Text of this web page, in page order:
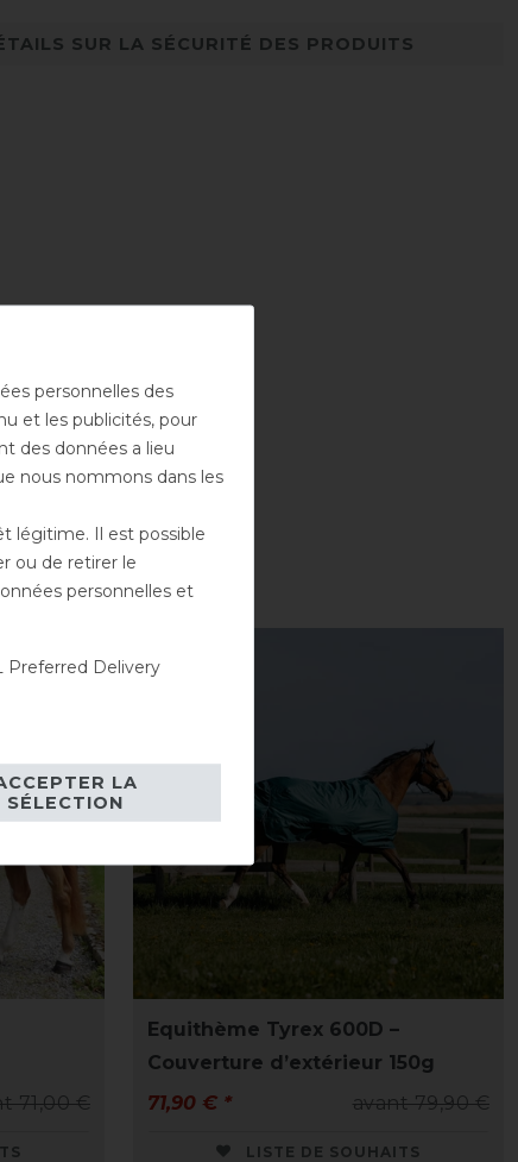
SUR LA SÉCURITÉ DES PRODUITS
71,00 €
Equithème Tyrex 600D –
Couverture d’extérieur 150g
avant 79,90 €
71,90 € *
LISTE DE SOUHAITS
personnelles des
et les publicités, pour
des données a lieu
nous nommons dans les
légitime. Il est possible
ou de retirer le
personnelles et
Preferred Delivery
LA
SÉLECTION